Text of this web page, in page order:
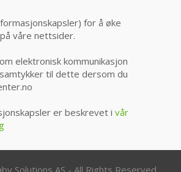
for å øke
våre nettsider.
elektronisk kommunikasjon
til dette dersom du
er beskrevet i vår
Solutions AS - All Rights Reserved